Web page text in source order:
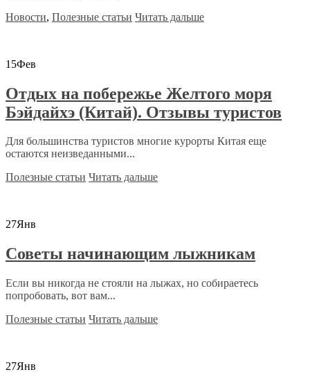
Новости, Полезные статьи Читать дальше
15Фев
Отдых на побережье Желтого моря
Бэйдайхэ (Китай). Отзывы туристов
Для большинства туристов многие курорты Китая еще
остаются неизведанными...
Полезные статьи Читать дальше
27Янв
Советы начинающим лыжникам
Если вы никогда не стояли на лыжах, но собираетесь
попробовать, вот вам...
Полезные статьи Читать дальше
27Янв